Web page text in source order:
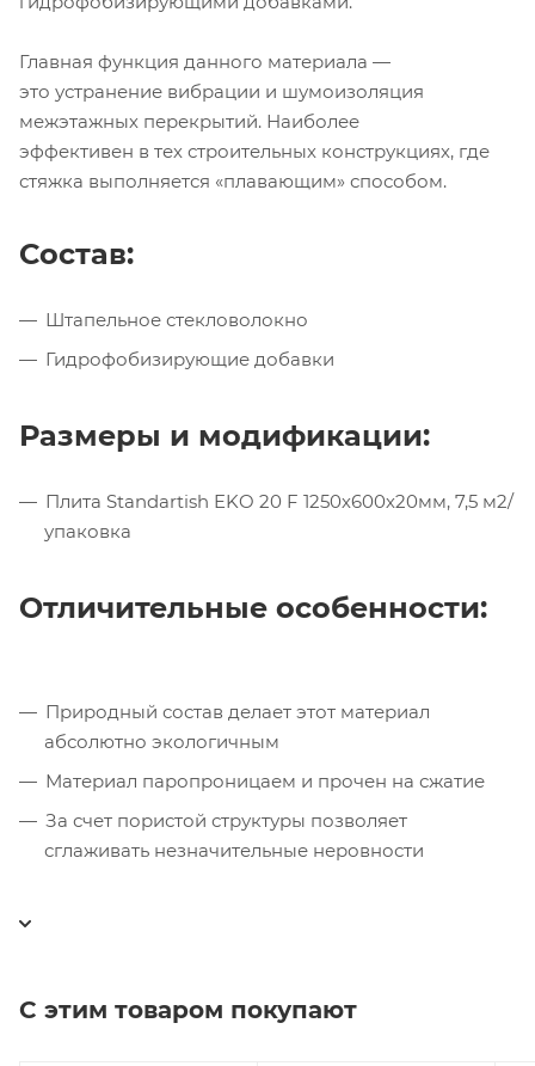
Главная функция данного материала —
это устранение вибрации и шумоизоляция
межэтажных перекрытий. Наиболее
эффективен в тех строительных конструкциях, где
стяжка выполняется «плавающим» способом.
Состав:
Штапельное стекловолокно
Гидрофобизирующие добавки
Размеры и модификации:
Плита Standartish EKO 20 F 1250х600х20мм, 7,5 м2/
упаковка
Отличительные особенности:
Природный состав делает этот материал
абсолютно экологичным
Материал паропроницаем и прочен на сжатие
За счет пористой структуры позволяет
сглаживать незначительные неровности
С этим товаром покупают